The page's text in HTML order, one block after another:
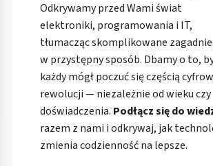
Odkrywamy przed Wami świat
elektroniki, programowania i IT,
tłumacząc skomplikowane
w przystępny sposób. Dbamy o to,
każdy mógł poczuć się częścią
rewolucji — niezależnie od wieku czy
doświadczenia. Podłącz się do
razem z nami i odkrywaj, jak
zmienia codzienność na lepsze.